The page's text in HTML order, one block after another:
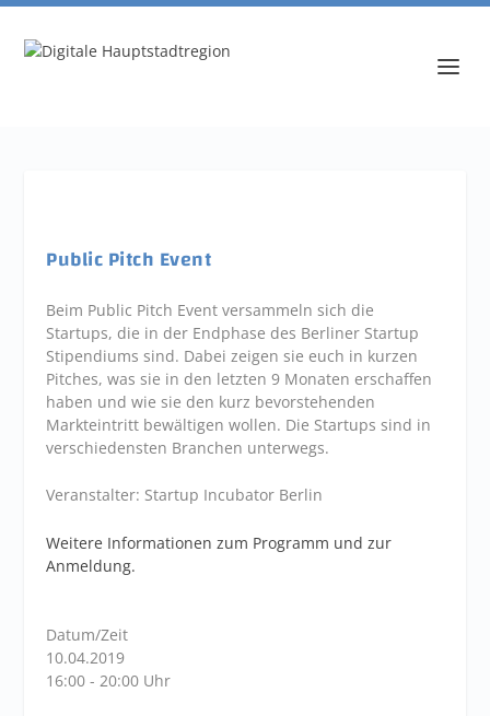
Public Pitch Event
Beim Public Pitch Event versammeln sich die
Startups, die in der Endphase des Berliner Startup
Stipendiums sind. Dabei zeigen sie euch in kurzen
Pitches, was sie in den letzten 9 Monaten erschaffen
haben und wie sie den kurz bevorstehenden
Markteintritt bewältigen wollen. Die Startups sind in
verschiedensten Branchen unterwegs.
Veranstalter: Startup Incubator Berlin
Weitere Informationen zum Programm und zur
Anmeldung.
Datum/Zeit
10.04.2019
16:00 - 20:00 Uhr